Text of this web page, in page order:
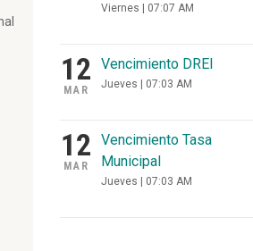
Viernes | 07:07 AM
12
MAR
Vencimiento DREI
Jueves | 07:03 AM
12
MAR
Vencimiento Tasa
Municipal
Jueves | 07:03 AM